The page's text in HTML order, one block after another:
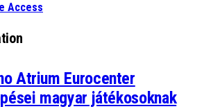
Access
Atrium Eurocenter
magyar játékosoknak